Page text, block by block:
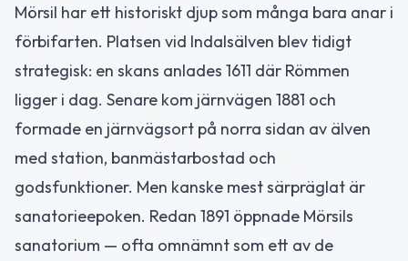
Mörsil har ett historiskt djup som många bara anar i
förbifarten. Platsen vid Indalsälven blev tidigt
strategisk: en skans anlades 1611 där Römmen
ligger i dag. Senare kom järnvägen 1881 och
formade en järnvägsort på norra sidan av älven
med station, banmästarbostad och
godsfunktioner. Men kanske mest särpräglat är
sanatorieepoken. Redan 1891 öppnade Mörsils
sanatorium — ofta omnämnt som ett av de